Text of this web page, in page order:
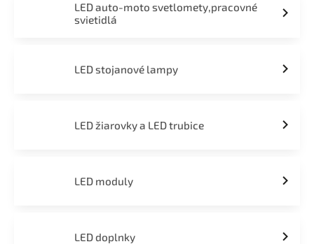
LED auto-moto svetlomety,pracovné
svietidlá
LED stojanové lampy
LED žiarovky a LED trubice
LED moduly
LED doplnky